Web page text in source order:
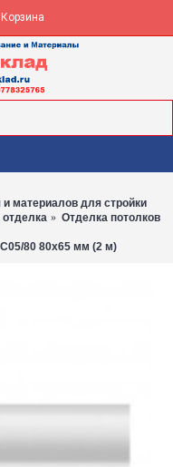
Корзина
материалов для стройки
отделка
Отделка потолков
80 80x65 мм (2 м)